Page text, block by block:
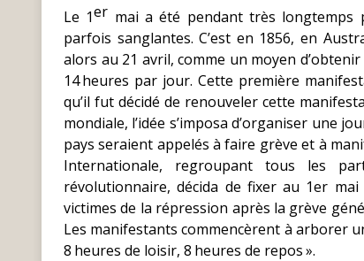
Le 1er mai a été pendant très
parfois sanglantes. C’est en 1856, en
alors au 21 avril, comme un moyen
14 heures par jour. Cette première
qu’il fut décidé de renouveler cette
mondiale, l’idée s’imposa d’organiser une
pays seraient appelés à faire grève et à
Internationale, regroupant tous les
révolutionnaire, décida de fixer au 1er
victimes de la répression après la grève
Les manifestants commencèrent à arborer
8 heures de loisir, 8 heures de repos ».